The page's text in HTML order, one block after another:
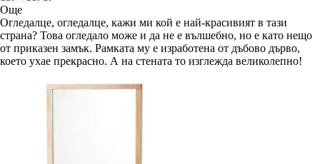
Още
Огледалце, огледалце, кажи ми кой е най-красивият в тази
страна? Това огледало може и да не е вълшебно, но е като нещо
от приказен замък. Рамката му е изработена от дъбово дърво,
което ухае прекрасно. А на стената то изглежда великолепно!